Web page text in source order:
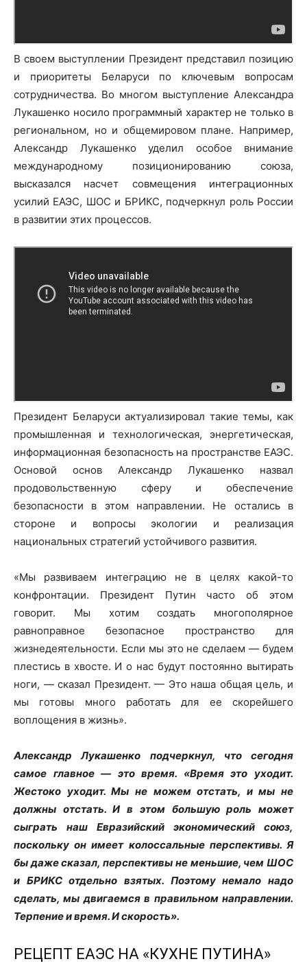
В своем выступлении Президент представил позицию
и приоритеты Беларуси по ключевым вопросам
сотрудничества. Во многом выступление Александра
Лукашенко носило программный характер не только в
региональном, но и общемировом плане. Например,
Александр Лукашенко уделил особое внимание
международному позиционированию союза,
высказался насчет совмещения интеграционных
усилий ЕАЭС, ШОС и БРИКС, подчеркнул роль России
в развитии этих процессов.
Президент Беларуси актуализировал такие темы, как
промышленная и технологическая, энергетическая,
информационная безопасность на пространстве ЕАЭС.
Основой основ Александр Лукашенко назвал
продовольственную сферу и обеспечение
безопасности в этом направлении. Не остались в
стороне и вопросы экологии и реализация
национальных стратегий устойчивого развития.
«Мы развиваем интеграцию не в целях какой-то
конфронтации. Президент Путин часто об этом
говорит. Мы хотим создать многополярное
равноправное безопасное пространство для
жизнедеятельности. Если мы это не сделаем — будем
плестись в хвосте. И о нас будут постоянно вытирать
ноги, — сказал Президент. — Это наша общая цель, и
мы готовы много работать для ее скорейшего
воплощения в жизнь».
Александр Лукашенко подчеркнул, что сегодня
самое главное — это время. «Время это уходит.
Жестоко уходит. Мы не можем отстать, и мы не
должны отстать. И в этом большую роль может
сыграть наш Евразийский экономический союз,
поскольку он имеет колоссальные перспективы. Я
бы даже сказал, перспективы не меньшие, чем ШОС
и БРИКС отдельно взятых. Поэтому немало надо
сделать, мы двигаемся в правильном направлении.
Терпение и время. И скорость».
РЕЦЕПТ ЕАЭС НА «КУХНЕ ПУТИНА»